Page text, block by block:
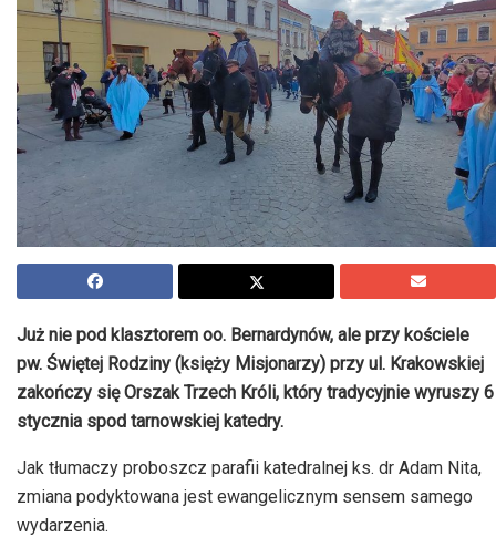
Już nie pod klasztorem oo. Bernardynów, ale przy kościele
pw. Świętej Rodziny (księży Misjonarzy) przy ul. Krakowskiej
zakończy się Orszak Trzech Króli, który tradycyjnie wyruszy 6
stycznia spod tarnowskiej katedry.
Jak tłumaczy proboszcz parafii katedralnej ks. dr Adam Nita,
zmiana podyktowana jest ewangelicznym sensem samego
wydarzenia.